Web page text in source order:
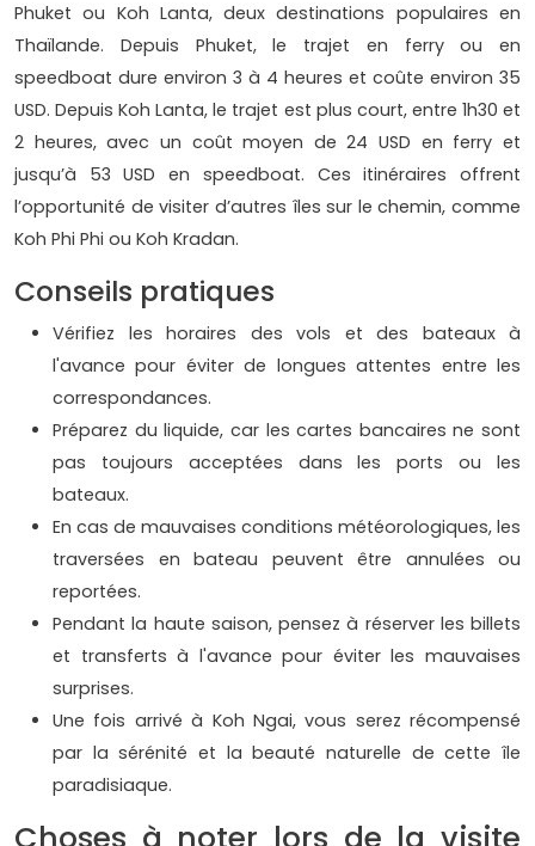
Phuket ou Koh Lanta, deux destinations populaires en
Thaïlande. Depuis Phuket, le trajet en ferry ou en
speedboat dure environ 3 à 4 heures et coûte environ 35
USD. Depuis Koh Lanta, le trajet est plus court, entre 1h30 et
2 heures, avec un coût moyen de 24 USD en ferry et
jusqu’à 53 USD en speedboat. Ces itinéraires offrent
l’opportunité de visiter d’autres îles sur le chemin, comme
Koh Phi Phi ou Koh Kradan.
Conseils pratiques
Vérifiez les horaires des vols et des bateaux à
l'avance pour éviter de longues attentes entre les
correspondances.
Préparez du liquide, car les cartes bancaires ne sont
pas toujours acceptées dans les ports ou les
bateaux.
En cas de mauvaises conditions météorologiques, les
traversées en bateau peuvent être annulées ou
reportées.
Pendant la haute saison, pensez à réserver les billets
et transferts à l'avance pour éviter les mauvaises
surprises.
Une fois arrivé à Koh Ngai, vous serez récompensé
par la sérénité et la beauté naturelle de cette île
paradisiaque.